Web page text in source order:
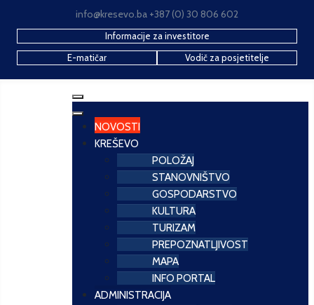
info@kresevo.ba +387 (0) 30 806 602
Informacije za investitore
E-matičar
Vodič za posjetitelje
NOVOSTI
KREŠEVO
POLOŽAJ
STANOVNIŠTVO
GOSPODARSTVO
KULTURA
TURIZAM
PREPOZNATLJIVOST
MAPA
INFO PORTAL
ADMINISTRACIJA